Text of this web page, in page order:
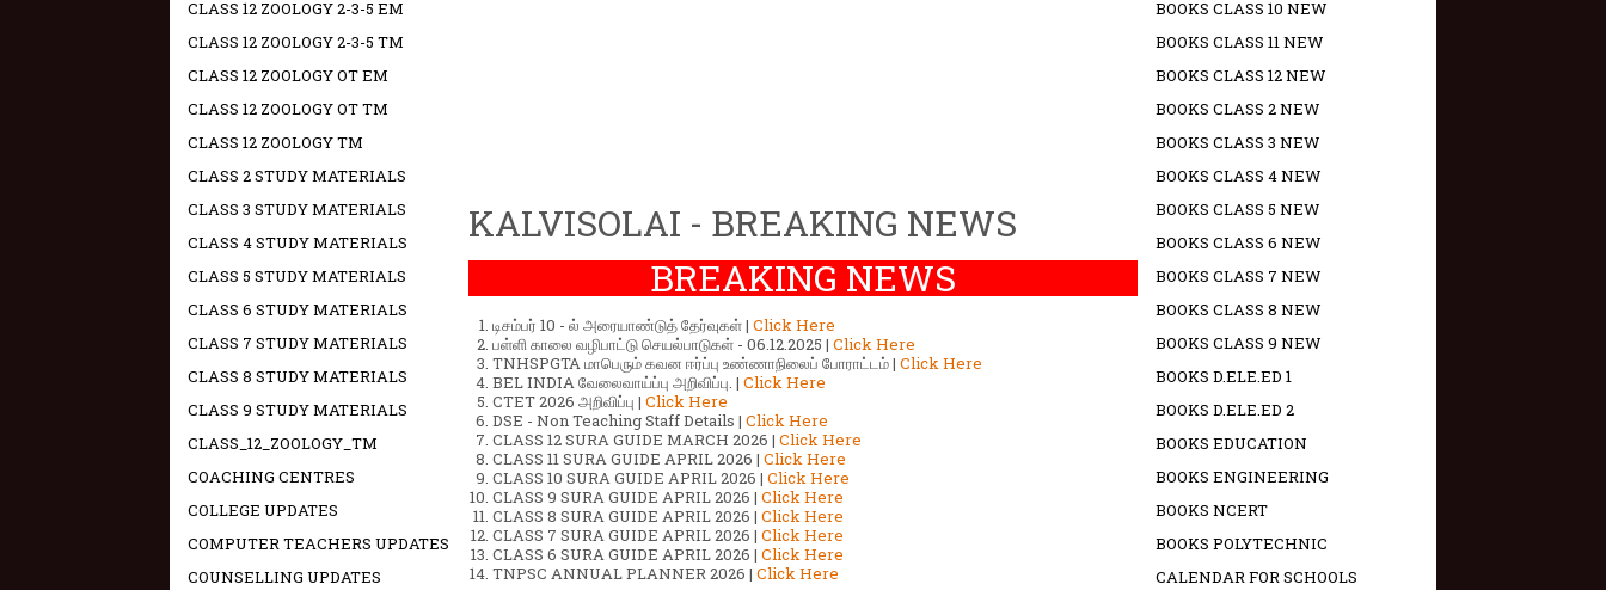
KALVISOLAI - BREAKING NEWS
BREAKING NEWS
டிசம்பர் 10 - ல் அரையாண்டுத் தேர்வுகள் | Click Here
பள்ளி காலை வழிபாட்டு செயல்பாடுகள் - 06.12.2025 | Click Here
TNHSPGTA மாபெரும் கவன ஈர்ப்பு உண்ணாநிலைப் போராட்டம் | Click Here
BEL INDIA வேலைவாய்ப்பு அறிவிப்பு. | Click Here
CTET 2026 அறிவிப்பு | Click Here
DSE - Non Teaching Staff Details | Click Here
CLASS 12 SURA GUIDE MARCH 2026 | Click Here
CLASS 11 SURA GUIDE APRIL 2026 | Click Here
CLASS 10 SURA GUIDE APRIL 2026 | Click Here
CLASS 9 SURA GUIDE APRIL 2026 | Click Here
CLASS 8 SURA GUIDE APRIL 2026 | Click Here
CLASS 7 SURA GUIDE APRIL 2026 | Click Here
CLASS 6 SURA GUIDE APRIL 2026 | Click Here
TNPSC ANNUAL PLANNER 2026 | Click Here
CLASS 12 ZOOLOGY 2-3-5 EM
CLASS 12 ZOOLOGY 2-3-5 TM
CLASS 12 ZOOLOGY OT EM
CLASS 12 ZOOLOGY OT TM
CLASS 12 ZOOLOGY TM
CLASS 2 STUDY MATERIALS
CLASS 3 STUDY MATERIALS
CLASS 4 STUDY MATERIALS
CLASS 5 STUDY MATERIALS
CLASS 6 STUDY MATERIALS
CLASS 7 STUDY MATERIALS
CLASS 8 STUDY MATERIALS
CLASS 9 STUDY MATERIALS
CLASS_12_ZOOLOGY_TM
COACHING CENTRES
COLLEGE UPDATES
COMPUTER TEACHERS UPDATES
COUNSELLING UPDATES
BOOKS CLASS 10 NEW
BOOKS CLASS 11 NEW
BOOKS CLASS 12 NEW
BOOKS CLASS 2 NEW
BOOKS CLASS 3 NEW
BOOKS CLASS 4 NEW
BOOKS CLASS 5 NEW
BOOKS CLASS 6 NEW
BOOKS CLASS 7 NEW
BOOKS CLASS 8 NEW
BOOKS CLASS 9 NEW
BOOKS D.ELE.ED 1
BOOKS D.ELE.ED 2
BOOKS EDUCATION
BOOKS ENGINEERING
BOOKS NCERT
BOOKS POLYTECHNIC
CALENDAR FOR SCHOOLS